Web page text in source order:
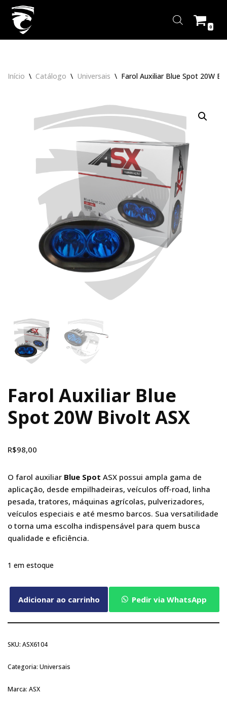
Pular
para
0
Início \ Catálogo \ Universais \ Farol Auxiliar Blue Spot 20W
Farol Auxiliar Blue
Spot 20W Bivolt ASX
R$98,00
O farol auxiliar Blue Spot ASX possui ampla gama de
aplicação, desde empilhadeiras, veículos off-road, linha
pesada, tratores, máquinas agrícolas, pulverizadores,
veículos especiais e até mesmo barcos. Sua versatilidade
o torna uma escolha indispensável para quem busca
qualidade e eficiência.
1 em estoque
Adicionar ao carrinho Pedir via WhatsApp
SKU: ASX6104
Categoria: Universais
Marca: ASX